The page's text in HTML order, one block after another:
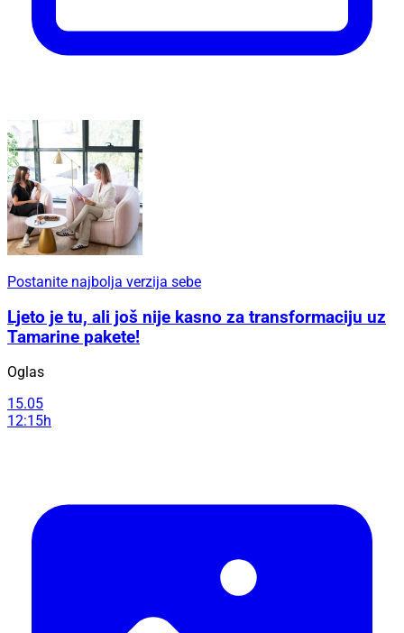
Postanite najbolja verzija sebe
Ljeto je tu, ali još nije kasno za transformaciju uz
Tamarine pakete!
Oglas
15.05
12:15h